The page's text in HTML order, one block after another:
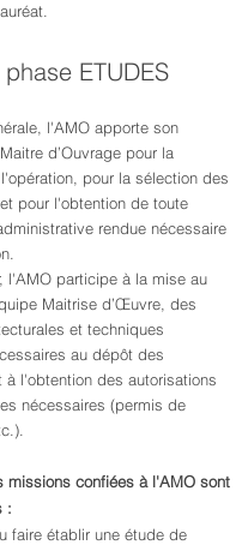
ETUDES
l'AMO apporte son
d’Ouvrage pour la
pour la sélection des
pour l'obtention de toute
rendue nécessaire
l'AMO participe à la mise au
Maitrise d’Œuvre, des
et techniques
au dépôt des
à l'obtention des autorisations
nécessaires (permis de
missions confiées à l'AMO sont
:
faire établir une étude de